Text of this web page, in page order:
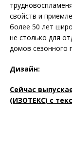
свойств и
более 50 лет
не столько для
домов сезонного
Дизайн:
Сейчас
(ИЗОТЕКС) с